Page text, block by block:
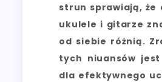
strun sprawiają, że
ukulele i gitarze
od siebie różnią.
tych niuansów jest
dla efektywnego